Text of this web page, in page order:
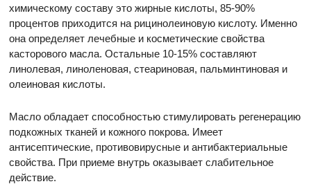
химическому составу это жирные кислоты, 85-90%
процентов приходится на рицинолеиновую кислоту. Именно
она определяет лечебные и косметические свойства
касторового масла. Остальные 10-15% составляют
линолевая, линоленовая, стеариновая, пальминтиновая и
олеиновая кислоты.
Масло обладает способностью стимулировать регенерацию
подкожных тканей и кожного покрова. Имеет
антисептические, противовирусные и антибактериальные
свойства. При приеме внутрь оказывает слабительное
действие.